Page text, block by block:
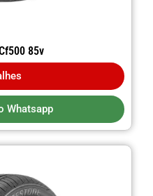
85v
Whatsapp